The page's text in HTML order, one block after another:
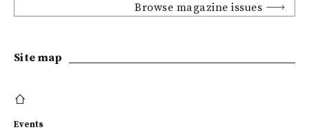
Browse magazine issues
Site map
Events